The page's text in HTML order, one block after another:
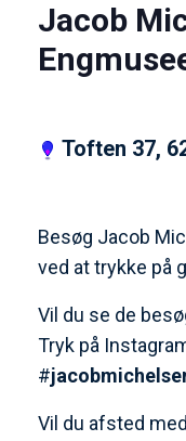
Jacob
Toften 37,
Besøg Jacob
ved at trykke på
Vil du se de
Tryk på
#
Vil du afsted